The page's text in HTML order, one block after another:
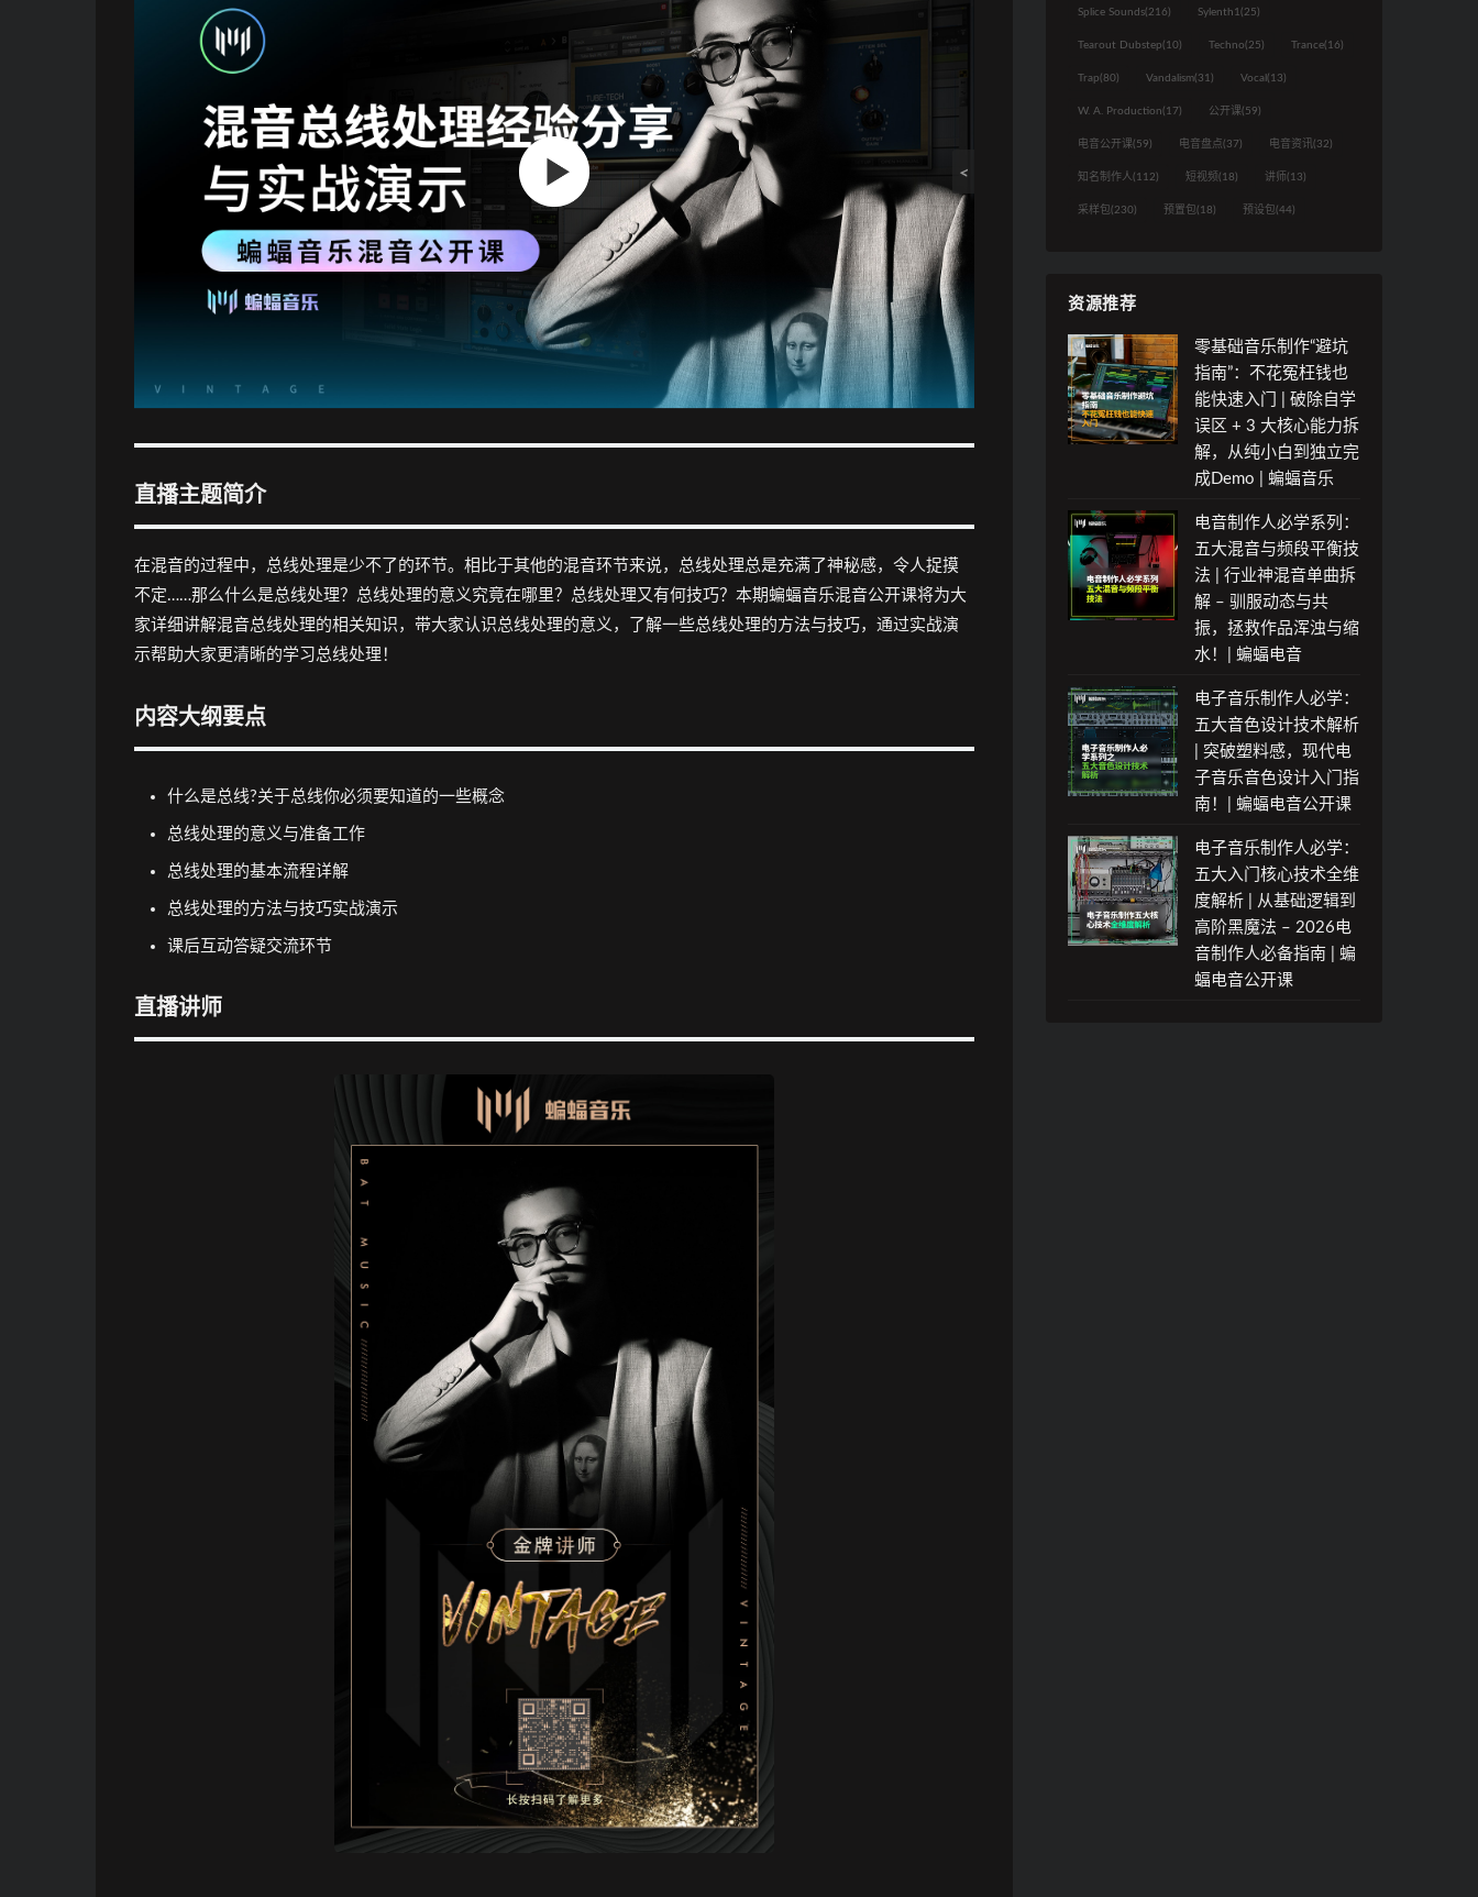
直播主题简介
在混音的过程中，总线处理是少不了的环节。相比于其他的混音环节来说，总线处理总是充满了神秘感，令人捉摸
不定……那么什么是总线处理？总线处理的意义究竟在哪里？总线处理又有何技巧？本期蝙蝠音乐混音公开课将为大
家详细讲解混音总线处理的相关知识，带大家认识总线处理的意义，了解一些总线处理的方法与技巧，通过实战演
示帮助大家更清晰的学习总线处理！
内容大纲要点
什么是总线?关于总线你必须要知道的一些概念
总线处理的意义与准备工作
总线处理的基本流程详解
总线处理的方法与技巧实战演示
课后互动答疑交流环节
直播讲师
Splice Sounds(216) Sylenth1(25)
Tearout Dubstep(10) Techno(25) Trance(16)
Trap(80) Vandalism(31) Vocal (13)
W. A. Production(17) 公开课(59)
电音公开课(59) 电音盘点(37) 电音资讯(32)
知名制作人(112) 短视频 (18) 讲师(13)
采样包(230) 预置包(18) 预设包(44)
资源推荐
零基础音乐制作“避坑
指南”：不花冤枉钱也
能快速入门 | 破除自学
误区 + 3 大核心能力拆
解，从纯小白到独立完
成Demo | 蝙蝠音乐
电音制作人必学系列：
五大混音与频段平衡技
法 | 行业神混音单曲拆
解 – 驯服动态与共
振，拯救作品浑浊与缩
水！| 蝙蝠电音
电子音乐制作人必学：
五大音色设计技术解析
| 突破塑料感，现代电
子音乐音色设计入门指
南！| 蝙蝠电音公开课
电子音乐制作人必学：
五大入门核心技术全维
度解析 | 从基础逻辑到
高阶黑魔法 – 2026电
音制作人必备指南 | 蝙
蝠电音公开课